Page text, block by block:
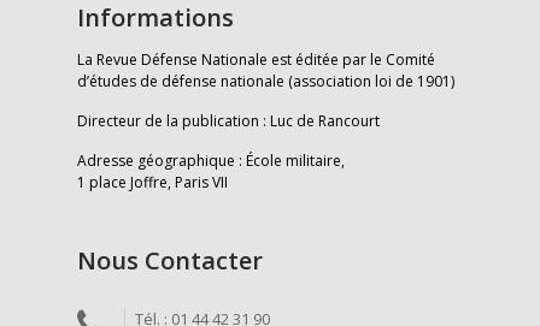
Informations
La Revue Défense Nationale est éditée par le Comité
d’études de défense nationale (association loi de 1901)
Directeur de la publication : Luc de Rancourt
Adresse géographique : École militaire,
1 place Joffre, Paris VII
Nous Contacter
Tél. : 01 44 42 31 90